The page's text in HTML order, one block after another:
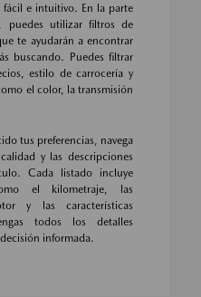
fácil e intuitivo. En la parte
puedes utilizar filtros de
te ayudarán a encontrar
buscando. Puedes filtrar
estilo de carrocería y
el color, la transmisión
tus preferencias, navega
y las descripciones
Cada listado incluye
el kilometraje, las
y las características
todos los detalles
informada.